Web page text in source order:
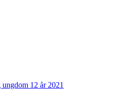
12 år 2021